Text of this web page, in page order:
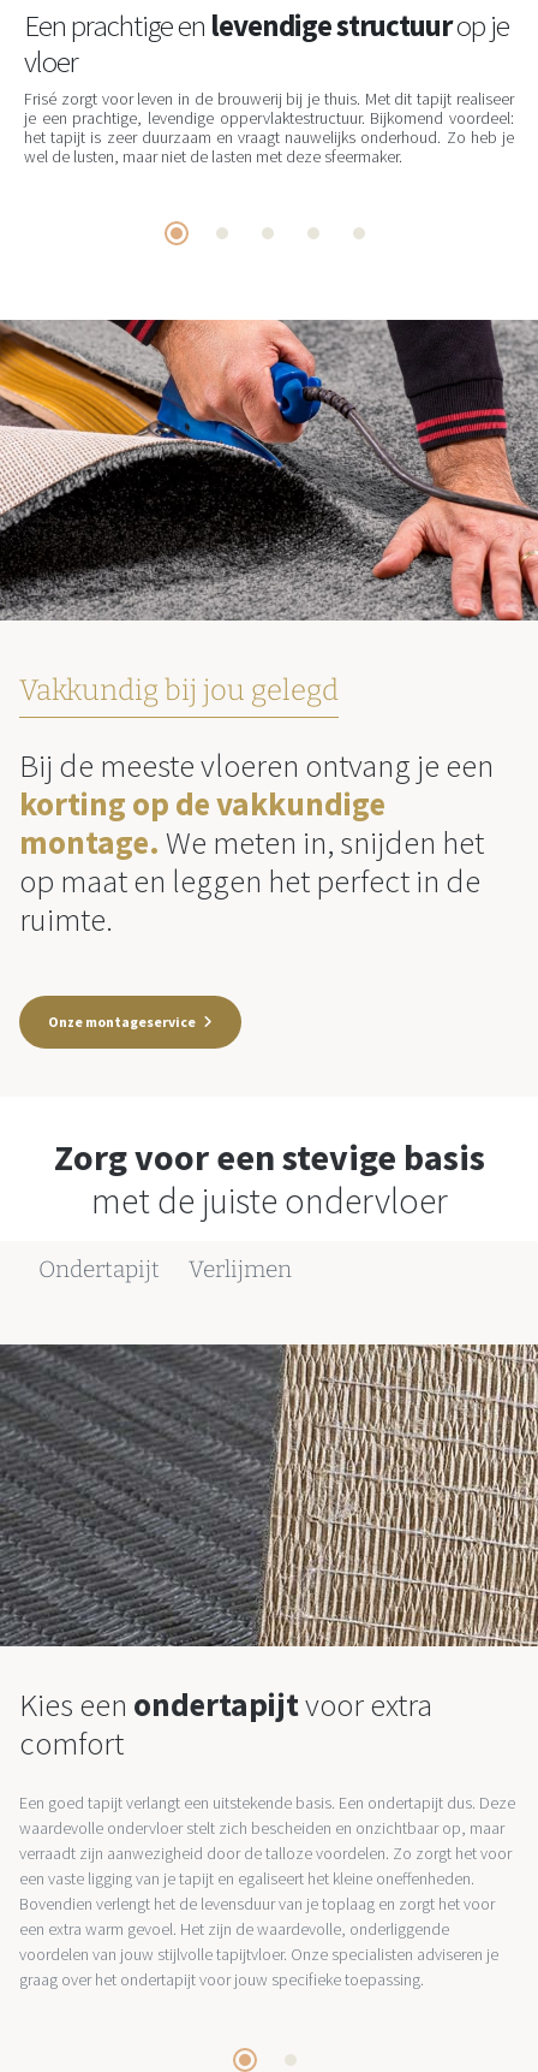
Een prachtige en levendige structuurop je
vloer
Frisé zorgt voor leven in de brouwerij bij je thuis. Met dit tapijt realiseer
je een prachtige, levendige oppervlaktestructuur. Bijkomend voordeel:
het tapijt is zeer duurzaam en vraagt nauwelijks onderhoud. Zo heb je
wel de lusten, maar niet de lasten met deze sfeermaker.
Vakkundig bij jou gelegd
Bij de meeste vloeren ontvang je een
korting op de vakkundige
montage. We meten in, snijden het
op maat en leggen het perfect in de
ruimte.
Onze montageservice
Zorg voor een stevige basis
met de juiste ondervloer
Ondertapijt Verlijmen
Kies een ondertapijtvoor extra
comfort
Een goed tapijt verlangt een uitstekende basis. Een ondertapijt dus. Deze
waardevolle ondervloer stelt zich bescheiden en onzichtbaar op, maar
verraadt zijn aanwezigheid door de talloze voordelen. Zo zorgt het voor
een vaste ligging van je tapijt en egaliseert het kleine oneffenheden.
Bovendien verlengt het de levensduur van je toplaag en zorgt het voor
een extra warm gevoel. Het zijn de waardevolle, onderliggende
voordelen van jouw stijlvolle tapijtvloer. Onze specialisten adviseren je
graag over het ondertapijt voor jouw specifieke toepassing.